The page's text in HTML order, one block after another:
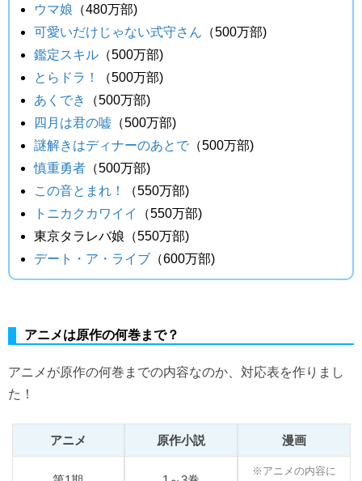
ウマ娘 （480万部)
可愛いだけじゃない式守さん （500万部)
鑑定スキル （500万部)
とらドラ！
（500万部)
あくでき
（500万部)
四月は君の嘘 （500万部)
謎解きはディナーのあとで （500万部)
慎重勇者 （500万部)
この音とまれ！
（550万部)
トニカクカワイイ
（550万部)
東京タラレバ娘（550万部)
デート・ア・ライブ （600万部)
アニメは原作の何巻まで？
アニメが原作の何巻までの内容なのか、対応表を作りまし
た！
アニメ 原作小説 漫画
※アニメの内容に